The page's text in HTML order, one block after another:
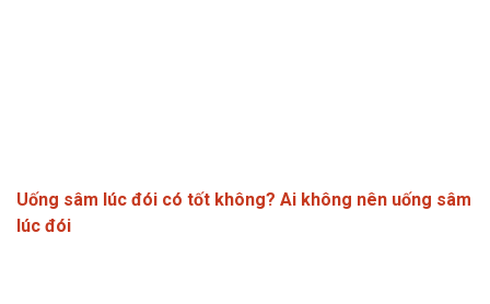
Uống sâm lúc đói có tốt không? Ai không nên uống sâm
lúc đói